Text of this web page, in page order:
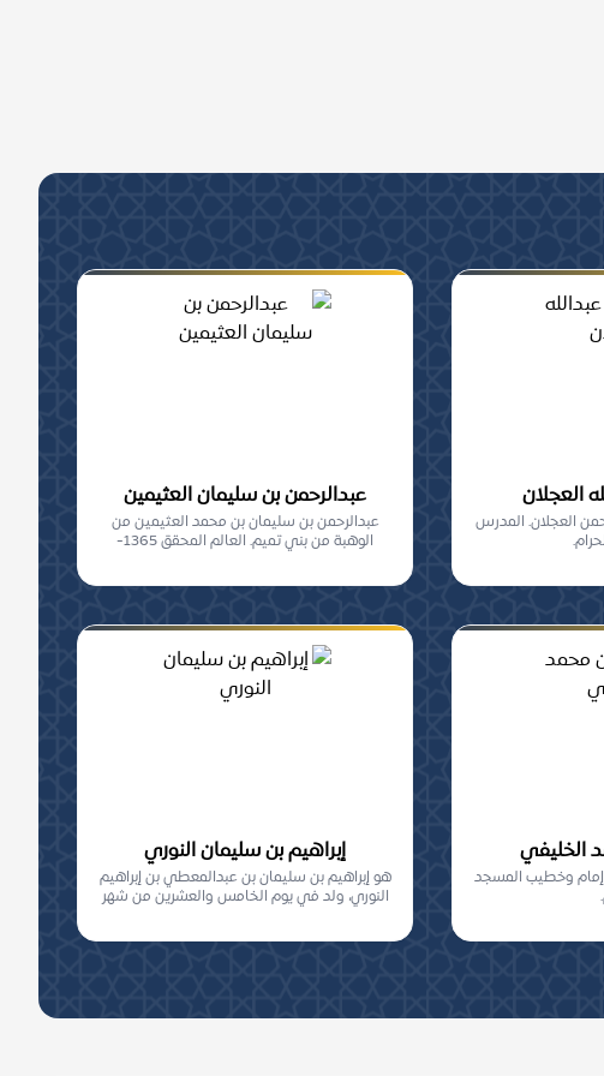
العجلان
العجلان. المدرس
عبدالرحمن بن سليمان العثيمين
عبدالرحمن بن سليمان بن محمد العثيمين من
الوهبة من بني تميم. العالم المحقق 1365-
الخليفي
إمام وخطيب المسجد
إبراهيم بن سليمان النوري
هو إبراهيم بن سليمان بن عبدالمعطي بن إبراهيم
النوري، ولد في يوم الخامس والعشرين من شهر